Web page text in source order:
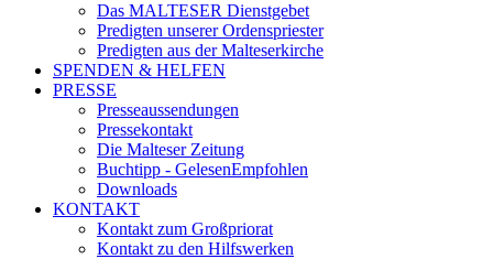
Das MALTESER Dienstgebet
Predigten unserer Ordenspriester
Predigten aus der Malteserkirche
SPENDEN & HELFEN
PRESSE
Presseaussendungen
Pressekontakt
Die Malteser Zeitung
Buchtipp - GelesenEmpfohlen
Downloads
KONTAKT
Kontakt zum Großpriorat
Kontakt zu den Hilfswerken